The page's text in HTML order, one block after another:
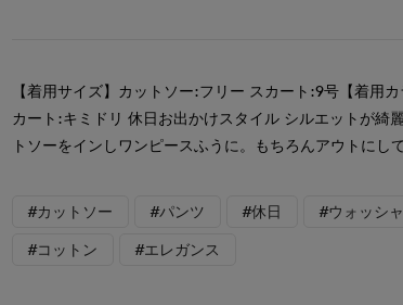
【着用サイズ】カットソー:フリー スカート:9号【着用
カート:キミドリ 休日お出かけスタイル シルエットが綺
トソーをインしワンピースふうに。もちろんアウトにし
#カットソー #パンツ #休日 #ウォッシ
#コットン #エレガンス